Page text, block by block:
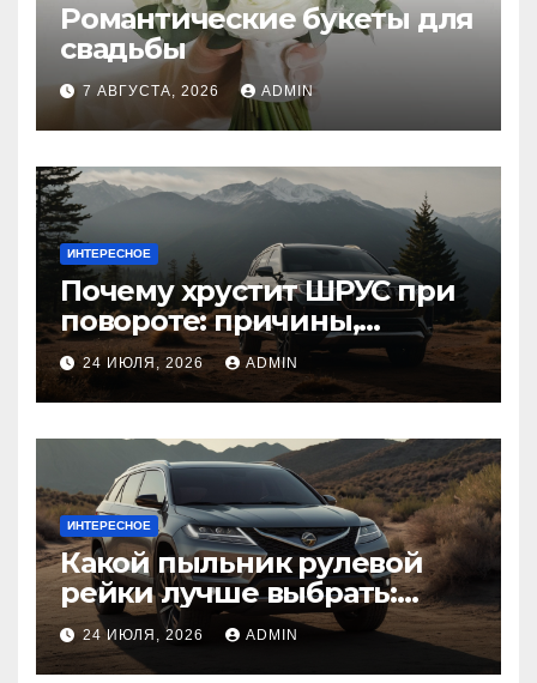
Романтические букеты для
свадьбы
7 АВГУСТА, 2026 ADMIN
ИНТЕРЕСНОЕ
Почему хрустит ШРУС при
повороте: причины,
диагностика
24 ИЮЛЯ, 2026 ADMIN
ИНТЕРЕСНОЕ
Какой пыльник рулевой
рейки лучше выбрать:
оригинальный или аналог,
резина или полиуретан
24 ИЮЛЯ, 2026 ADMIN